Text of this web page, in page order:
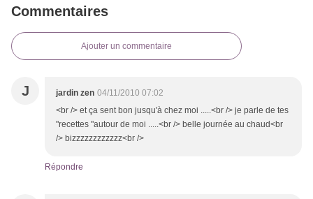
Commentaires
Ajouter un commentaire
J jardin zen 04/11/2010 07:02
<br /> et ça sent bon jusqu'à chez moi .....<br /> je parle de tes
"recettes "autour de moi .....<br /> belle journée au chaud<br
/> bizzzzzzzzzzzz<br />
Répondre